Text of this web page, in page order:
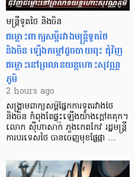
មន្ត្រីទូតថៃ និងចិន
ជម្លោះពាក្យសម្តីរវាងមន្ត្រីទូតថៃ
និងចិន ឡើងកម្ដៅដូចបាយពុះ ជុំវិញ
ជម្លោះនៅព្រលានយន្តហោះសុវណ្ណ
ភូមិ
2 hours ago
សង្គ្រាមពាក្យសម្តីផ្នែកការទូតរវាងថៃ
និងចិន កំពុងតែផ្ទុះឡើងយ៉ាងក្តៅគគុក។
លោក ស៊ីហាសាក់ ភួងកេតកែវ រដ្ឋមន្ត្រី
ការបរទេសថៃ បានចេញមុខផ្លែផ្កា …